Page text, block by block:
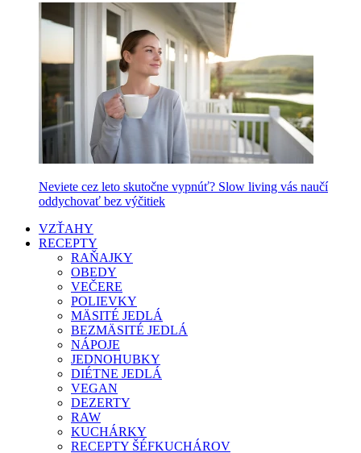
Neviete cez leto skutočne vypnúť? Slow living vás naučí
oddychovať bez výčitiek
VZŤAHY
RECEPTY
RAŇAJKY
OBEDY
VEČERE
POLIEVKY
MÄSITÉ JEDLÁ
BEZMÄSITÉ JEDLÁ
NÁPOJE
JEDNOHUBKY
DIÉTNE JEDLÁ
VEGAN
DEZERTY
RAW
KUCHÁRKY
RECEPTY ŠÉFKUCHÁROV